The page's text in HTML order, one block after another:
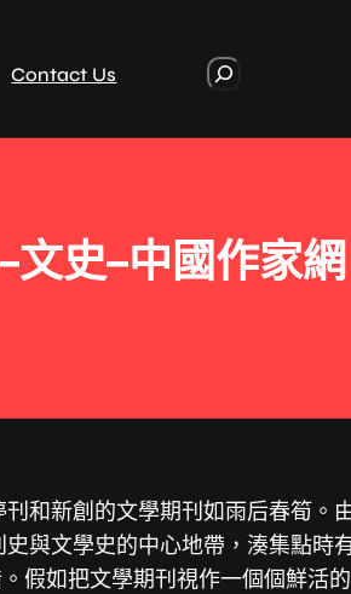
Contact Us
r
文史–中國作家網
和新創的文學期刊如雨后春筍。
與文學史的中心地帶，湊集點時
假如把文學期刊視作一個個鮮活